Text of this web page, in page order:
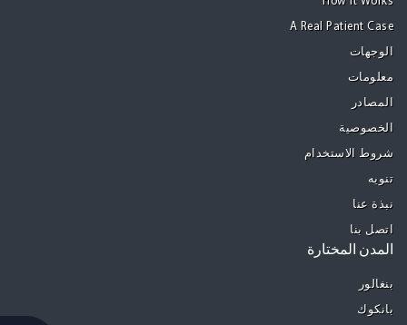
A Real Patient Case
الوجهات
معلومات
المصادر
الخصوصية
شروط الاستخدام
تنويه
نبذة عنا
اتصل بنا
المدن المختارة
بنغالور
بانكوك